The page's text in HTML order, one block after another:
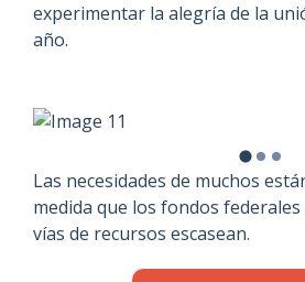
experimentar la alegría de la
año.
Las necesidades de muchos
medida que los fondos
vías de recursos escasean.